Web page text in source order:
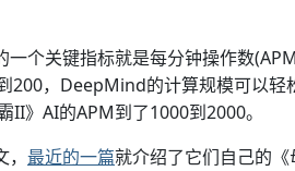
个关键指标就是每分钟操作数
200，DeepMind的计算规模可以轻
》AI的APM到了1000到2000。
最近的一篇就介绍了它们自己的《